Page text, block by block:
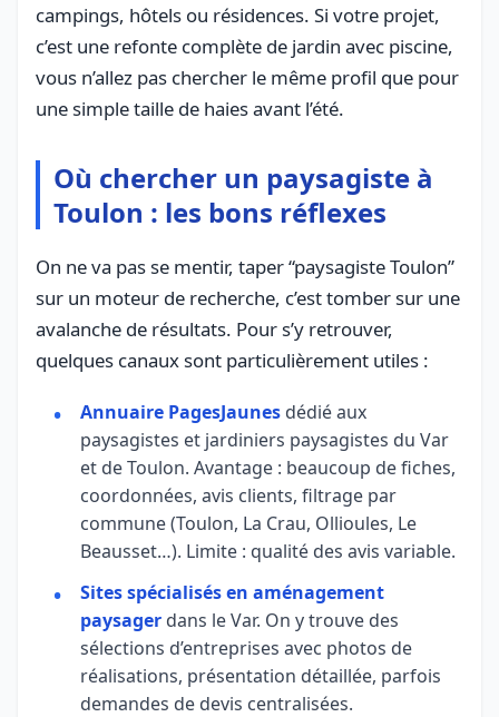
campings, hôtels ou résidences. Si votre projet,
c’est une refonte complète de jardin avec piscine,
vous n’allez pas chercher le même profil que pour
une simple taille de haies avant l’été.
Où chercher un paysagiste à
Toulon : les bons réflexes
On ne va pas se mentir, taper “paysagiste Toulon”
sur un moteur de recherche, c’est tomber sur une
avalanche de résultats. Pour s’y retrouver,
quelques canaux sont particulièrement utiles :
Annuaire PagesJaunes dédié aux
paysagistes et jardiniers paysagistes du Var
et de Toulon. Avantage : beaucoup de fiches,
coordonnées, avis clients, filtrage par
commune (Toulon, La Crau, Ollioules, Le
Beausset…). Limite : qualité des avis variable.
Sites spécialisés en aménagement
paysager dans le Var. On y trouve des
sélections d’entreprises avec photos de
réalisations, présentation détaillée, parfois
demandes de devis centralisées.